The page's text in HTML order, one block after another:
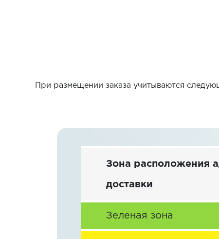
При размещении заказа учитываются
Зона расположения
доставки
Зеленая зона